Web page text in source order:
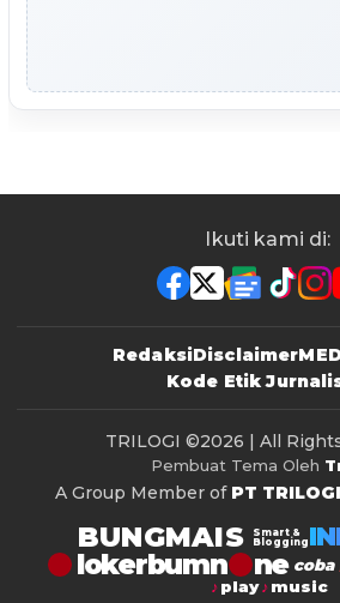
Ikuti kami di:
RedaksiDisclaimer
Kode Etik
TRILOGI ©2026 | All
Pembuat Tema Oleh
A Group Member of PT
BUNGMAIS
Smart &
Blogging
lokerbumn coba
play
music